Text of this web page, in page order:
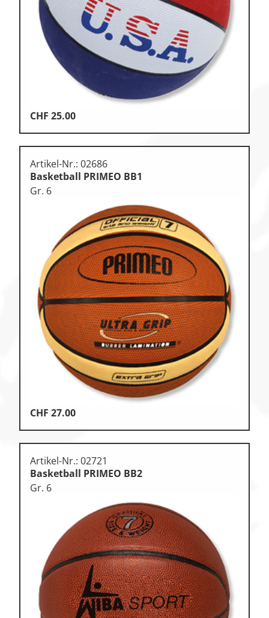
Klettern & Bouldern
Leichtathletik
Objekteinrichtungen
Spielgeräte • Psychomotorik
Technische Dokumentation
Volleyball • Beachvolleyball
Wassersport
Zu den Ersatzteilen
Zu den Print Medien
CHF 25.00
Artikel-Nr.: 02686
Basketball PRIMEO BB1
Gr. 6
CHF 27.00
Artikel-Nr.: 02721
Basketball PRIMEO BB2
Gr. 6